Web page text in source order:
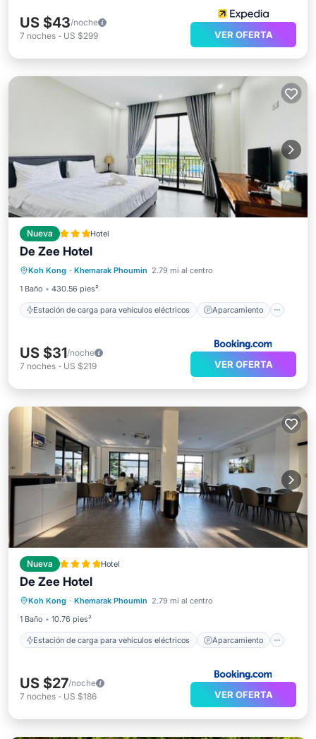
US $43/noche
7 noches - US $299 VER OFERTA
Nueva Hotel
De Zee Hotel
Koh Kong · Khemarak Phoumin 2.79 mi al centro
1 Baño
430.56 pies²
Estación de carga para vehículos eléctricos Aparcamiento
Estación de carga para vehículos eléctricos
Aparcamiento
Vistas
US $31/noche
7 noches - US $219 VER OFERTA
Nueva Hotel
De Zee Hotel
Koh Kong · Khemarak Phoumin 2.79 mi al centro
1 Baño
10.76 pies²
Estación de carga para vehículos eléctricos Aparcamiento
Estación de carga para vehículos eléctricos
Aparcamiento
Internet
US $27/noche
7 noches - US $186 VER OFERTA